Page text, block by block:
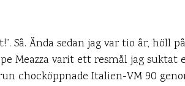
Så. Ända sedan jag var tio år, höll
Meazza varit ett resmål jag suktat
chocköppnade Italien-VM 90